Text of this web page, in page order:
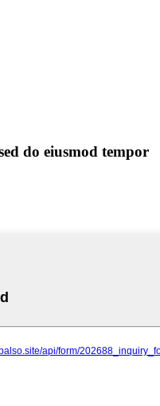
do eiusmod tempor